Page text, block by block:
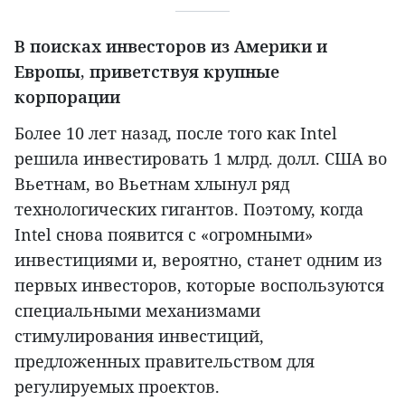
В поисках инвесторов из Америки и
Европы, приветствуя крупные
корпорации
Более 10 лет назад, после того как Intel
решила инвестировать 1 млрд. долл. США во
Вьетнам, во Вьетнам хлынул ряд
технологических гигантов. Поэтому, когда
Intel снова появится с «огромными»
инвестициями и, вероятно, станет одним из
первых инвесторов, которые воспользуются
специальными механизмами
стимулирования инвестиций,
предложенных правительством для
регулируемых проектов.